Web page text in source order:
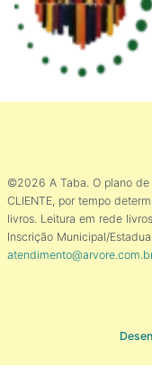
©2026 A Taba. O plano de
CLIENTE, por tempo
livros. Leitura em rede
Inscrição Municipal/